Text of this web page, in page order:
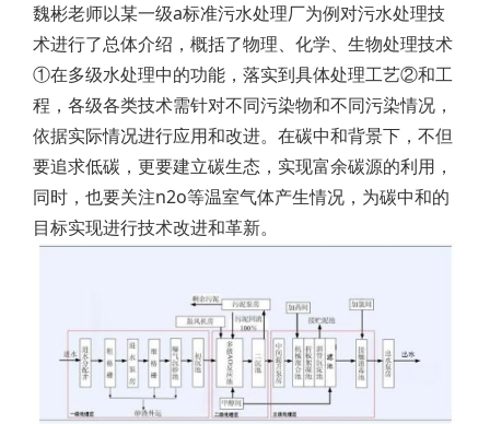
魏彬老师以某一级a标准污水处理厂为例对污水处理技
术进行了总体介绍，概括了物理、化学、生物处理技术
①在多级水处理中的功能，落实到具体处理工艺②和工
程，各级各类技术需针对不同污染物和不同污染情况，
依据实际情况进行应用和改进。在碳中和背景下，不但
要追求低碳，更要建立碳生态，实现富余碳源的利用，
同时，也要关注n2o等温室气体产生情况，为碳中和的
目标实现进行技术改进和革新。